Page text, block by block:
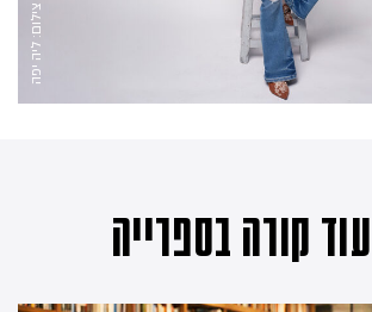
צילום: ליה יפה
קורה בספרייה